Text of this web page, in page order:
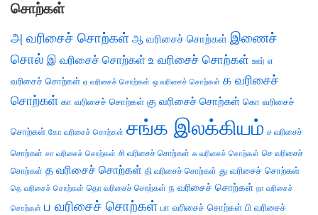
சொற்கள்
அ வரிசைச் சொற்கள் ஆ வரிசைச் சொற்கள் இணைச்
சொல் இ வரிசைச் சொற்கள் உ வரிசைச் சொற்கள் ஊர் எ
வரிசைச் சொற்கள் ஏ வரிசைச் சொற்கள் ஒ வரிசைச் சொற்கள் க வரிசைச்
சொற்கள் கா வரிசைச் சொற்கள் கு வரிசைச் சொற்கள் கொ வரிசைச்
சொற்கள் கோ வரிசைச் சொற்கள் சங்க இலக்கியம் ச வரிசைச்
சொற்கள் சா வரிசைச் சொற்கள் சி வரிசைச் சொற்கள் சு வரிசைச் சொற்கள் செ வரிசைச்
சொற்கள் த வரிசைச் சொற்கள் தி வரிசைச் சொற்கள் து வரிசைச் சொற்கள்
தெ வரிசைச் சொற்கள் தொ வரிசைச் சொற்கள் ந வரிசைச் சொற்கள் நா வரிசைச்
சொற்கள் ப வரிசைச் சொற்கள் பா வரிசைச் சொற்கள் பி வரிசைச்